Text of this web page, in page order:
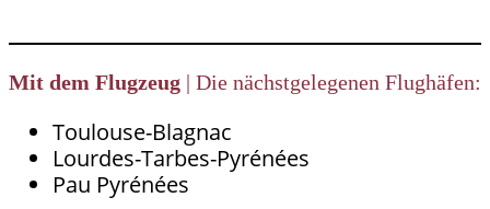
Mit dem Flugzeug | Die nächstgelegenen Flughäfen:
Toulouse-Blagnac
Lourdes-Tarbes-Pyrénées
Pau Pyrénées